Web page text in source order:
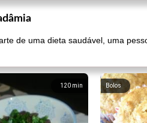
de uma dieta saudável, uma
120 min Bolos